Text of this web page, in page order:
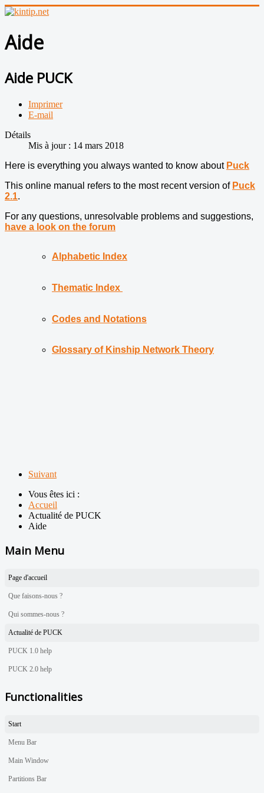
Aide
Aide PUCK
Imprimer
E-mail
Détails
Mis à jour : 14 mars 2018
Here is everything you always wanted to know about Puck
This online manual refers to the most recent version of Puck
2.1.
For any questions, unresolvable problems and suggestions,
have a look on the forum
Alphabetic Index
Thematic Index
Codes and Notations
G lossary of Kinship Network Theory
Suivant
Vous êtes ici :
Accueil
Actualité de PUCK
Aide
Main Menu
Page d'accueil
Que faisons-nous ?
Qui sommes-nous ?
Actualité de PUCK
PUCK 1.0 help
PUCK 2.0 help
Functionalities
Start
Menu Bar
Main Window
Partitions Bar